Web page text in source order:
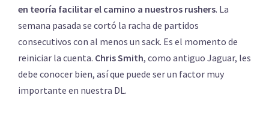
en teoría facilitar el camino a nuestros rushers. La
semana pasada se cortó la racha de partidos
consecutivos con al menos un sack. Es el momento de
reiniciar la cuenta. Chris Smith, como antiguo Jaguar, les
debe conocer bien, así que puede ser un factor muy
importante en nuestra DL.